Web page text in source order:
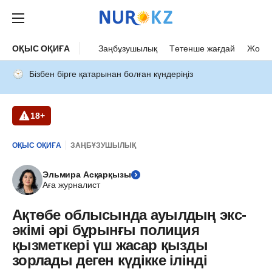
ОҚЫС ОҚИҒА Заңбұзушылық Төтенше жағдай Жол
Бізбен бірге қатарынан болған күндеріңіз
18+
ОҚЫС ОҚИҒА ЗАҢБҰЗУШЫЛЫҚ
Эльмира Асқарқызы
Аға журналист
Ақтөбе облысында ауылдың экс-
әкімі әрі бұрынғы полиция
қызметкері үш жасар қызды
зорлады деген күдікке ілінді